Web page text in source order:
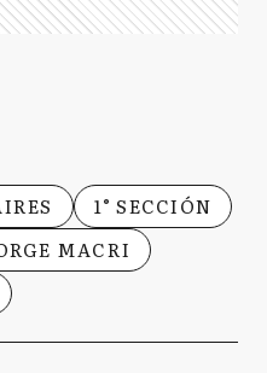
1° SECCIÓN
MACRI